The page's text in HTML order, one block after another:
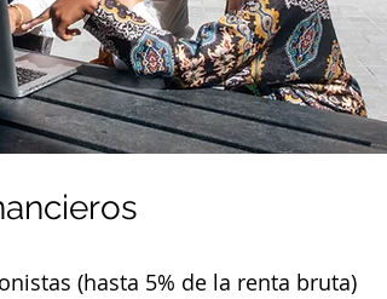
(hasta 5% de la renta bruta)